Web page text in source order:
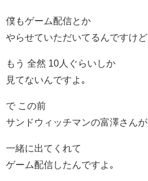
僕もゲーム配信とか
やらせていただいてるんですけど
もう 全然 10人ぐらいしか
見てないんですよ｡
で この前
サンドウィッチマンの富澤さんが
一緒に出てくれて
ゲーム配信したんですよ｡